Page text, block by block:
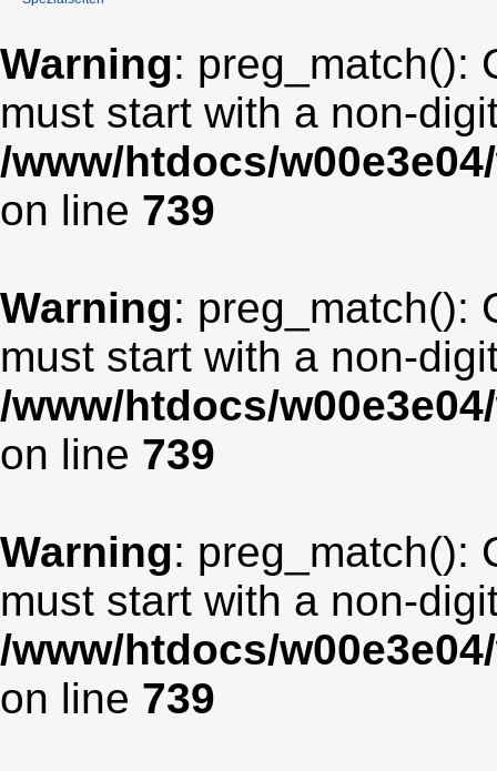
Warning: preg_match():
must start with a non-
/www/htdocs/
on line 739
Warning: preg_match():
must start with a non-
/www/htdocs/
on line 739
Warning: preg_match():
must start with a non-
/www/htdocs/
on line 739